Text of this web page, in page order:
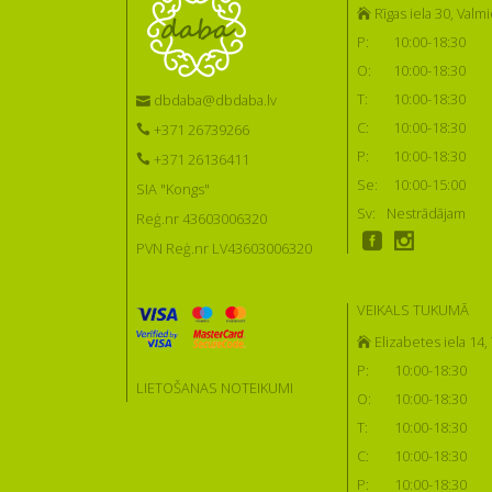
dbdaba@dbdaba.lv
+371 26739266
+371 26136411
SIA "Kongs"
Reģ.nr 43603006320
PVN Reģ.nr LV43603006320
LIETOŠANAS NOTEIKUMI
Rīgas iela 30,
P:
10:00-18:30
O:
10:00-18:30
T:
10:00-18:30
C:
10:00-18:30
P:
10:00-18:30
Se:
10:00-15:00
Sv:
Nestrādājam
VEIKALS TUKUMĀ
Elizabetes iela 14,
P:
10:00-18:30
O:
10:00-18:30
T:
10:00-18:30
C:
10:00-18:30
P:
10:00-18:30